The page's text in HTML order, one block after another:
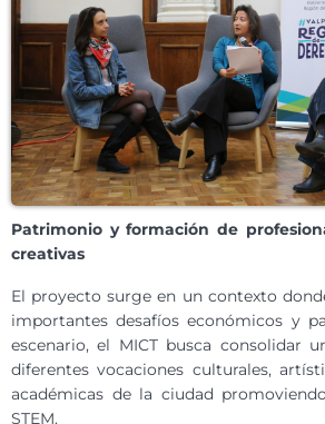
Patrimonio y formación de
creativas
El proyecto surge en un contexto
importantes desafíos económicos y
escenario, el MICT busca consolidar
diferentes vocaciones culturales,
académicas de la ciudad
STEM.